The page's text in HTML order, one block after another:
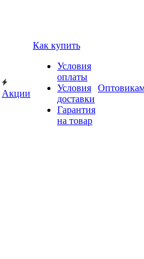
Акции
Как купить
Условия
оплаты
Условия
доставки
Гарантия
на товар